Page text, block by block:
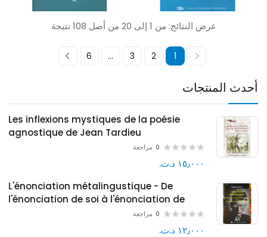
أحدث المنتجات
Les inflexions mystiques de la poésie
agnostique de Jean Tardieu
0 مراجعة
١٥٫٠٠٠ د.ت.‏
L'énonciation métalingustique - De
l'énonciation de soi à l'énonciation de
l'autre dans le monde et le pantalon de
0 مراجعة
١٢٫٠٠٠ د.ت.‏
عرض النتائج: من 1 إلى 20 من أصل 108 نتيجة
1
2
3
...
6